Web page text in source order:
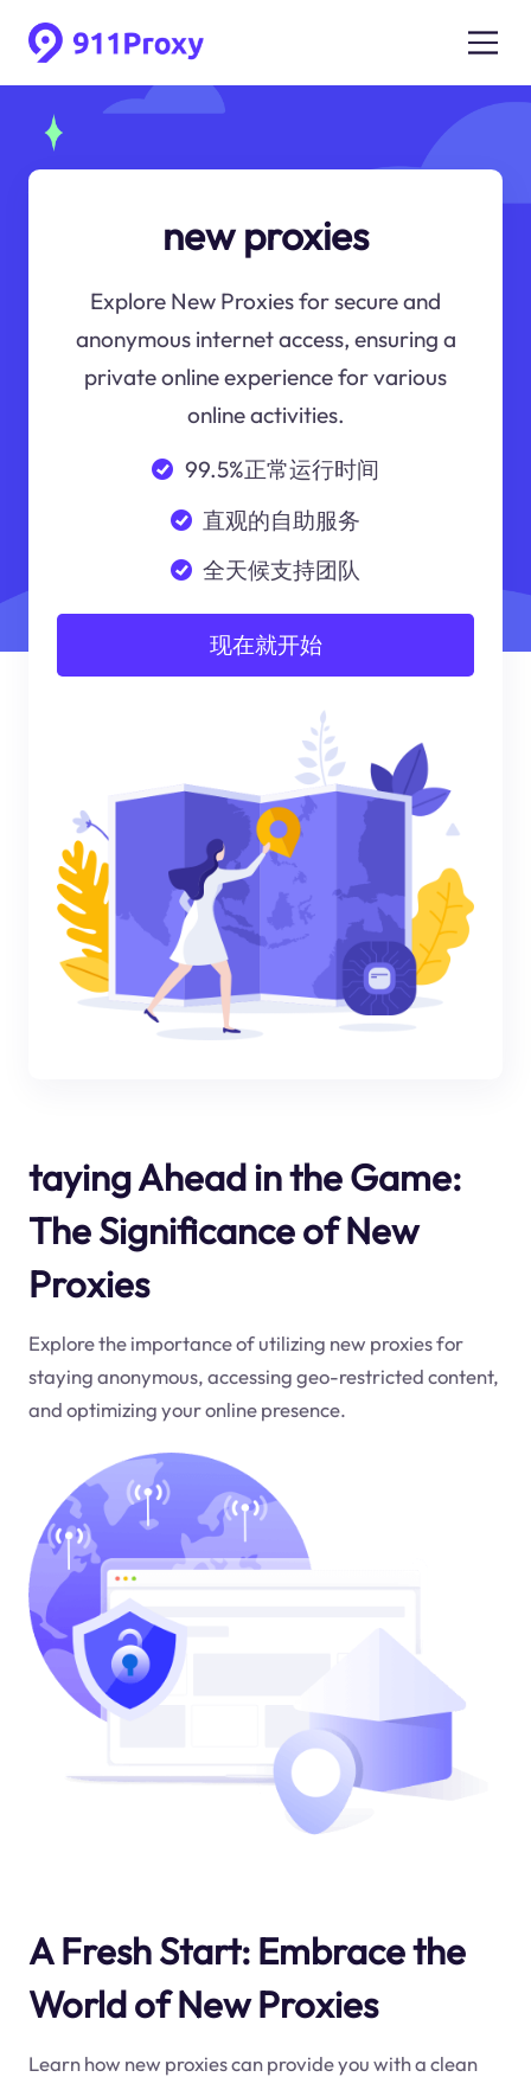
new proxies
Explore New Proxies for secure and
anonymous internet access, ensuring a
private online experience for various
online activities.
99.5%正常运行时间
直观的自助服务
全天候支持团队
现在就开始
taying Ahead in the Game:
The Significance of New
Proxies
Explore the importance of utilizing new proxies for
staying anonymous, accessing geo-restricted content,
and optimizing your online presence.
A Fresh Start: Embrace the
World of New Proxies
Learn how new proxies can provide you with a clean